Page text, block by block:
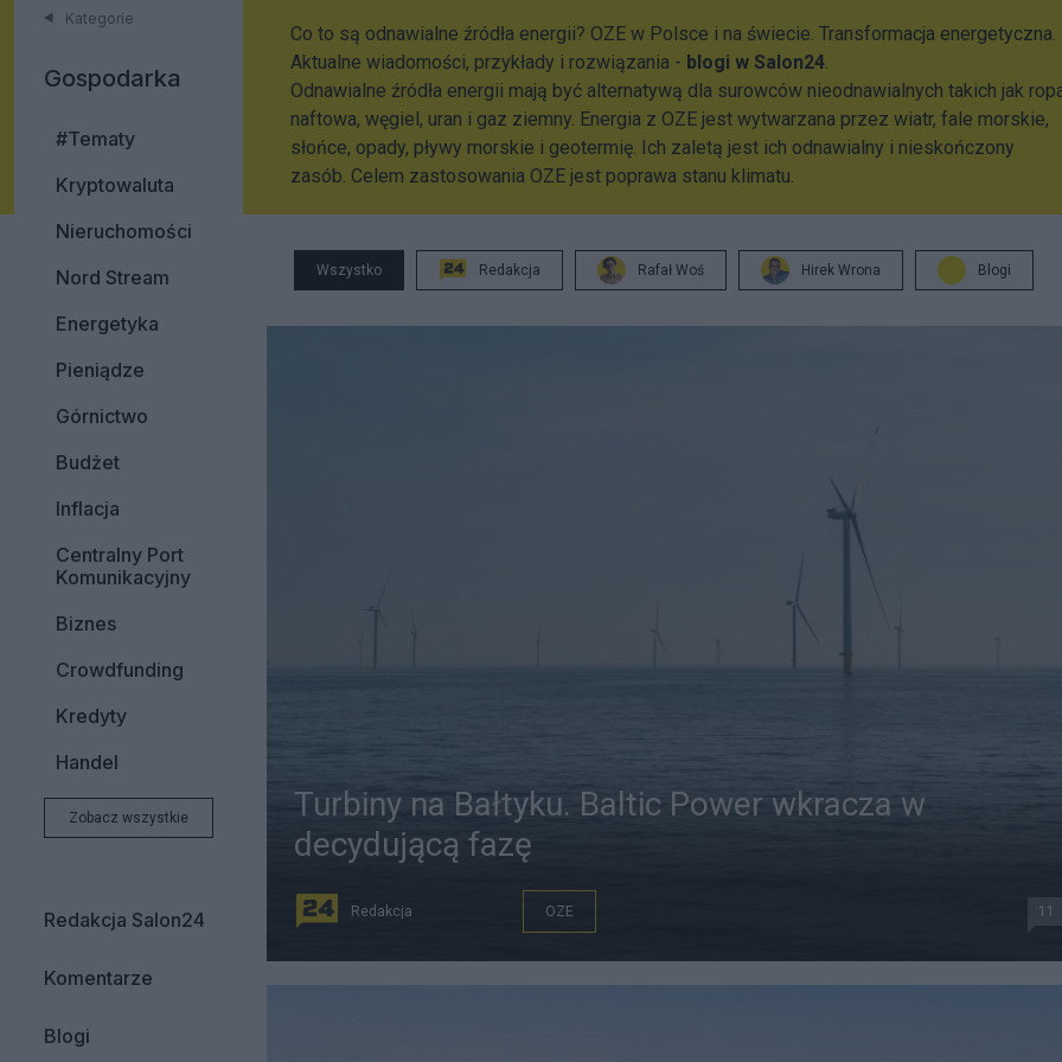
Kategorie
Gospodarka
#Tematy
Kryptowaluta
Nieruchomości
Nord Stream
Energetyka
Pieniądze
Górnictwo
Budżet
Inflacja
Centralny Port
Komunikacyjny
Biznes
Crowdfunding
Kredyty
Handel
Zobacz wszystkie
Redakcja Salon24
Komentarze
Blogi
Co to są odnawialne źródła energii? OZE w Polsce i na świecie. Transformacja energetyczna.
Aktualne wiadomości, przykłady i rozwiązania - blogi w Salon24.
Odnawialne źródła energii mają być alternatywą dla surowców nieodnawialnych takich jak
naftowa, węgiel, uran i gaz ziemny. Energia z OZE jest wytwarzana przez wiatr, fale morskie,
słońce, opady, pływy morskie i geotermię. Ich zaletą jest ich odnawialny i nieskończony
zasób. Celem zastosowania OZE jest poprawa stanu klimatu.
Wszystko Redakcja Rafał Woś Hirek Wrona Blogi
Turbiny na Bałtyku. Baltic Power wkracza w
decydującą fazę
Redakcja OZE 11